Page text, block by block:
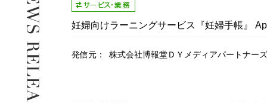
妊婦向けラーニングサービス『妊婦手帳』
発信元： 株式会社博報堂ＤＹメディアパートナーズ